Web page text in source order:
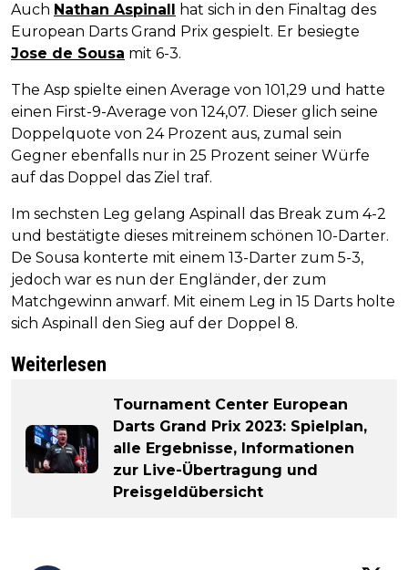
Auch Nathan Aspinall
hat sich in den Finaltag des
European Darts Grand Prix gespielt. Er besiegte
Jose de Sousa mit 6-3.
The Asp spielte einen Average von 101,29 und hatte
einen First-9-Average von 124,07. Dieser glich seine
Doppelquote von 24 Prozent aus, zumal sein
Gegner ebenfalls nur in 25 Prozent seiner Würfe
auf das Doppel das Ziel traf.
Im sechsten Leg gelang Aspinall das Break zum 4-2
und bestätigte dieses mitreinem schönen 10-Darter.
De Sousa konterte mit einem 13-Darter zum 5-3,
jedoch war es nun der Engländer, der zum
Matchgewinn anwarf. Mit einem Leg in 15 Darts holte
sich Aspinall den Sieg auf der Doppel 8.
Weiterlesen
Tournament Center European
Darts Grand Prix 2023: Spielplan,
alle Ergebnisse, Informationen
zur Live-Übertragung und
Preisgeldübersicht